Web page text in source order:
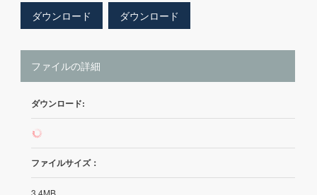
ダウンロード ダウンロード
ファイルの詳細
ダウンロード:
8
ファイルサイズ：
3.4MB